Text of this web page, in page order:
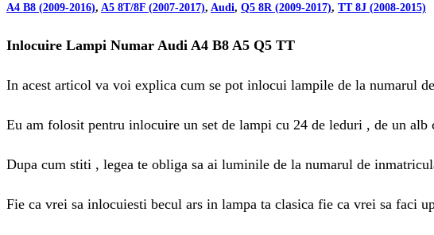
A4 B8 (2009-2016), A5 8T/8F (2007-2017), Audi, Q5 8R (2009-2017), TT 8J (2008-2015)
Inlocuire Lampi Numar Audi A4 B8 A5 Q5 TT
In acest articol va voi explica cum se pot inlocui lampile de la numarul
Eu am folosit pentru inlocuire un set de lampi cu 24 de leduri , de un alb
Dupa cum stiti , legea te obliga sa ai luminile de la numarul de
Fie ca vrei sa inlocuiesti becul ars in lampa ta clasica fie ca vrei sa faci